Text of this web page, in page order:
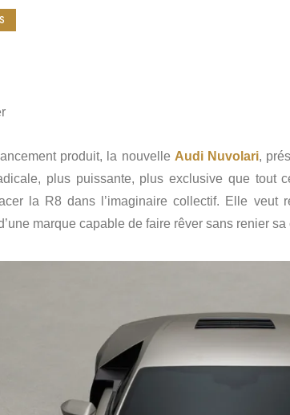
produit, la nouvelle Audi Nuvolari,
plus puissante, plus exclusive que tout
la R8 dans l’imaginaire collectif. Elle veut
marque capable de faire rêver sans renier